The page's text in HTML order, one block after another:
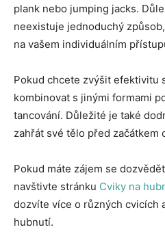
plank nebo jumping jacks.
neexistuje jednoduchý
na vašem individuálním
Pokud chcete zvýšit efektivitu
kombinovat s jinými formami
tancování. Důležité je také
zahřát své tělo před začátkem
Pokud máte zájem se
navštivte stránku Cviky na
dozvíte více o různých cvicích
hubnutí.